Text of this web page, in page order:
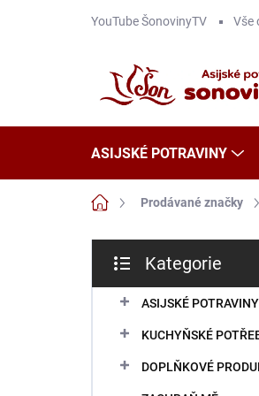
YouTube ŠonovinyTV Vše
ASIJSKÉ POTRAVINY
Domů Prodávané značky
s
kategorie
Kategorie
ASIJSKÉ POTRAVINY
KUCHYŇSKÉ
DOPLŇKOVÉ